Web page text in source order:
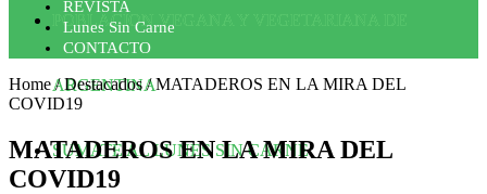
POBLACION VEGANA Y VEGETARIANA DE
ARGENTINA
SUMATE AL LUNES SIN CARNE
REVISTA
Lunes Sin Carne
CONTACTO
Home/Destacados/MATADEROS EN LA MIRA DEL
COVID19
MATADEROS EN LA MIRA DEL
COVID19